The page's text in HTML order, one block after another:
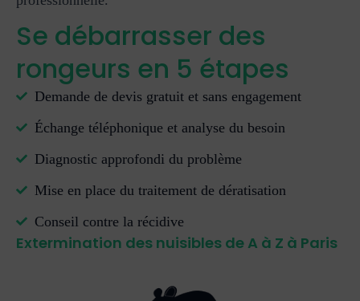
Se débarrasser des
rongeurs en 5 étapes
Demande de devis gratuit et sans engagement
Échange téléphonique et analyse du besoin
Diagnostic approfondi du problème
Mise en place du traitement de dératisation
Conseil contre la récidive
Extermination des nuisibles de A à Z à Paris